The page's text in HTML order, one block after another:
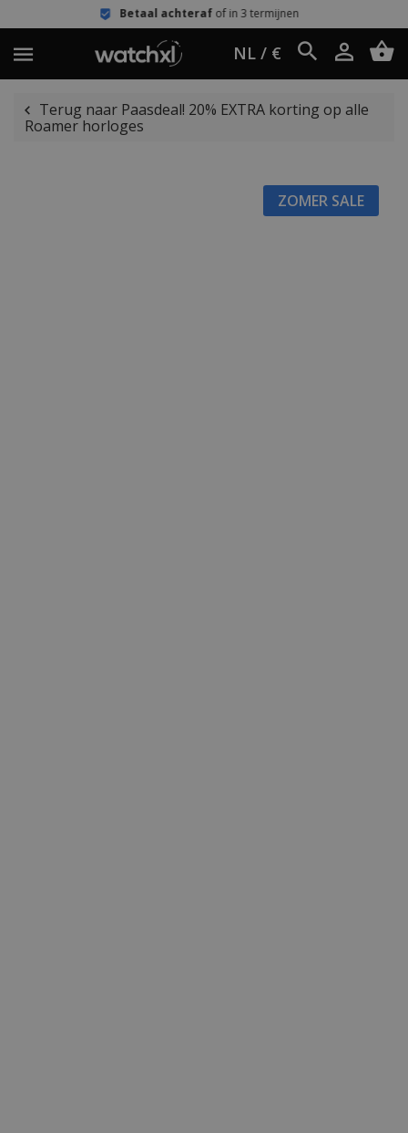
Betaal achteraf of in 3 termijnen
NL / €
Terug naar Paasdeal! 20% EXTRA korting op alle
Roamer horloges
ZOMER SALE